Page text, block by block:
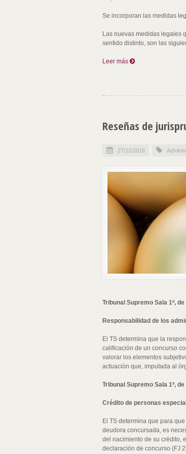
Se incorporan las medidas
Las nuevas medidas legales
sentido distinto, son las
Leer más
Reseñas de
27/12/2018
Tribunal Supremo Sala 1ª,
Responsabilidad de los
El TS determina que la
calificación de un concurso
valorar los elementos
actuación que, imputada al
Tribunal Supremo Sala 1ª,
Crédito de personas
El TS determina que para
deudora concursada, es
del nacimiento de su crédito,
declaración de concurso (FJ